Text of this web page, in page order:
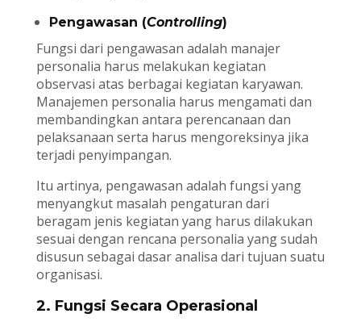
Pengawasan (Controlling)
Fungsi dari pengawasan adalah manajer
personalia harus melakukan kegiatan
observasi atas berbagai kegiatan karyawan.
Manajemen personalia harus mengamati dan
membandingkan antara perencanaan dan
pelaksanaan serta harus mengoreksinya jika
terjadi penyimpangan.
Itu artinya, pengawasan adalah fungsi yang
menyangkut masalah pengaturan dari
beragam jenis kegiatan yang harus dilakukan
sesuai dengan rencana personalia yang sudah
disusun sebagai dasar analisa dari tujuan suatu
organisasi.
2. Fungsi Secara Operasional